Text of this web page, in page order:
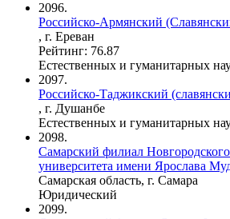
2096.
Российско-Армянский
, г. Ереван
Рейтинг: 76.87
Естественных и гуманитарных
2097.
Российско-Таджикский
, г. Душанбе
Естественных и гуманитарных
2098.
Самарский филиал Новгородского
университета имени Ярослава
Самарская область, г. Самара
Юридический
2099.